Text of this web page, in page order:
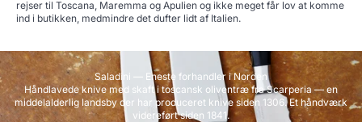
rejser til Toscana, Maremma og Apulien og ikke meget får lov at komme
ind i butikken, medmindre det dufter lidt af Italien.
Saladini — Eneste forhandler i Norden
Håndlavede knive med skaft i toscansk oliventræ fra Scarperia — en
middelalderlig landsby der har produceret knive siden 1306. Et håndværk
videreført siden 1841.